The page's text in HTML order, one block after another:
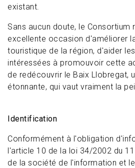
existant.
Sans aucun doute, le Consortium
excellente occasion d'améliorer
touristique de la région, d'aider
intéressées à promouvoir cette
de redécouvrir le Baix Llobregat,
étonnante, qui vaut vraiment la
Identification
Conformément à l'obligation
l'article 10 de la loi 34/2002 du
de la société de l'information et